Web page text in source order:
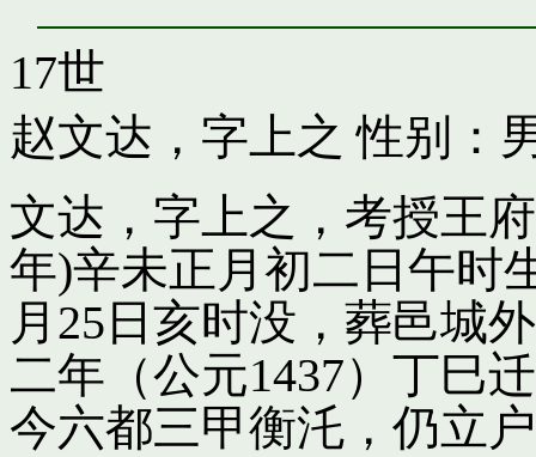
17世
赵文达，字上之 性别：
文达，字上之，考授王
年)辛未正月初二日午时
月25日亥时没，葬邑城
二年（公元1437）丁巳
今六都三甲衡汑，仍立